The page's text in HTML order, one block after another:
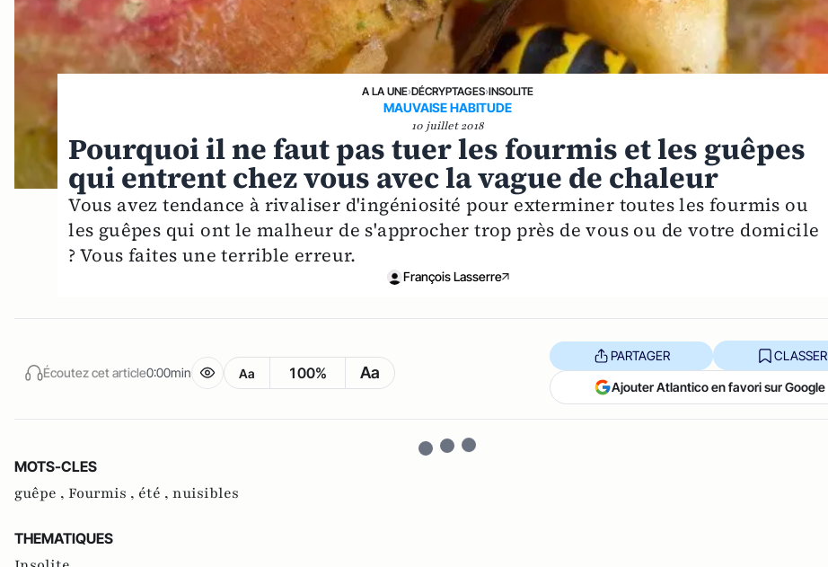
A LA UNE›DÉCRYPTAGES›INSOLITE
MAUVAISE HABITUDE
10 juillet 2018
Pourquoi il ne faut pas tuer les fourmis et les guêpes
qui entrent chez vous avec la vague de chaleur
Vous avez tendance à rivaliser d'ingéniosité pour exterminer toutes les fourmis ou
les guêpes qui ont le malheur de s'approcher trop près de vous ou de votre domicile
? Vous faites une terrible erreur.
François Lasserre
Écoutez cet article0:00min Aa 100% Aa
PARTAGER CLASSER
Ajouter Atlantico en favori sur Google
MOTS-CLES
guêpe , Fourmis , été , nuisibles
THEMATIQUES